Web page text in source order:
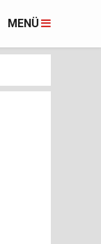
MENÜ